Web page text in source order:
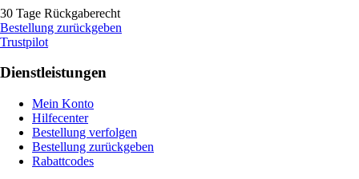
30 Tage Rückgaberecht
Bestellung zurückgeben
Trustpilot
Dienstleistungen
Mein Konto
Hilfecenter
Bestellung verfolgen
Bestellung zurückgeben
Rabattcodes